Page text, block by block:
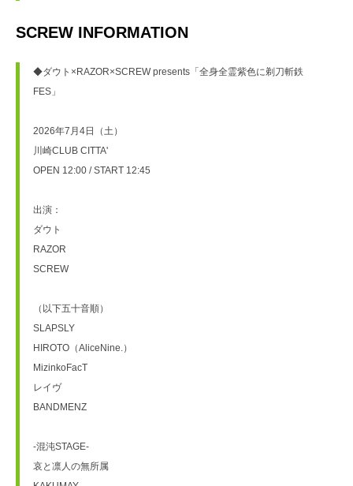
SCREW INFORMATION
◆ダウト×RAZOR×SCREW presents「全⾝全霊紫⾊に剃⼑斬鉄
FES」
2026年7月4日（土）
川崎CLUB CITTA'
OPEN 12:00 / START 12:45
出演：
ダウト
RAZOR
SCREW
（以下五十音順）
SLAPSLY
HIROTO（AliceNine.）
MizinkoFacT
レイヴ
BANDMENZ
-混沌STAGE-
哀と凛人の無所属